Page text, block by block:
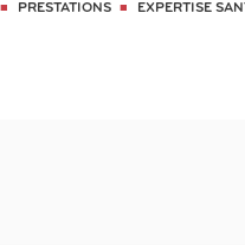
PRESTATIONS EXPERTISE